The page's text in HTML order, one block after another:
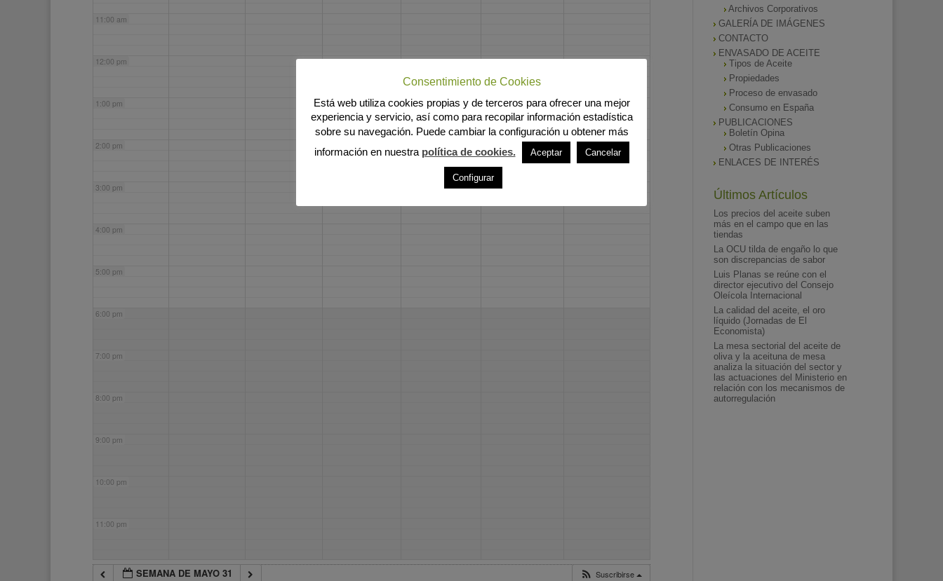
11:00 am
12:00 pm
1:00 pm
2:00 pm
3:00 pm
4:00 pm
5:00 pm
6:00 pm
7:00 pm
8:00 pm
9:00 pm
10:00 pm
11:00 pm
SEMANA DE MAYO 31 Suscribirse
Archivos Corporativos
GALERÍA DE IMÁGENES
CONTACTO
ENVASADO DE ACEITE
Tipos de Aceite
Propiedades
Proceso de envasado
Consumo en España
PUBLICACIONES
Boletín Opina
Otras Publicaciones
ENLACES DE INTERÉS
Últimos Artículos
Los precios del aceite suben
más en el campo que en las
tiendas
La OCU tilda de engaño lo que
son discrepancias de sabor
Luis Planas se reúne con el
director ejecutivo del Consejo
Oleícola Internacional
La calidad del aceite, el oro
líquido (Jornadas de El
Economista)
La mesa sectorial del aceite de
oliva y la aceituna de mesa
analiza la situación del sector y
las actuaciones del Ministerio en
relación con los mecanismos de
autorregulación
Consentimiento de Cookies
Está web utiliza cookies propias y de terceros para ofrecer una mejor
experiencia y servicio, así como para recopilar información estadística
sobre su navegación. Puede cambiar la configuración u obtener más
información en nuestra política de cookies. Aceptar Cancelar
Configurar